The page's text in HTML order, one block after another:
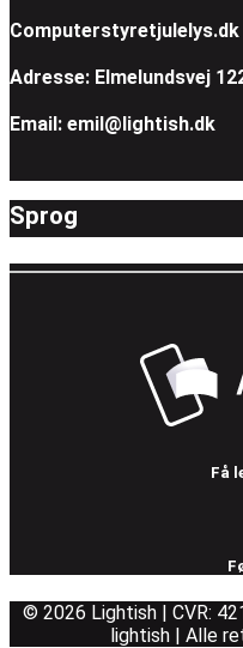
Computerstyretjulelys.dk
Adresse: Elmelundsvej
Email: emil@lightish.dk
Sprog
Få
© 2026 Lightish | CVR:
lightish | Alle